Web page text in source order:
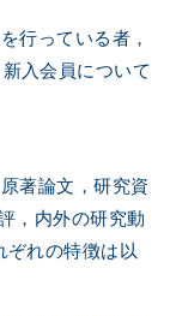
行っている者，
入会員について
著論文，研究資
，内外の研究動
ぞれの特徴は以